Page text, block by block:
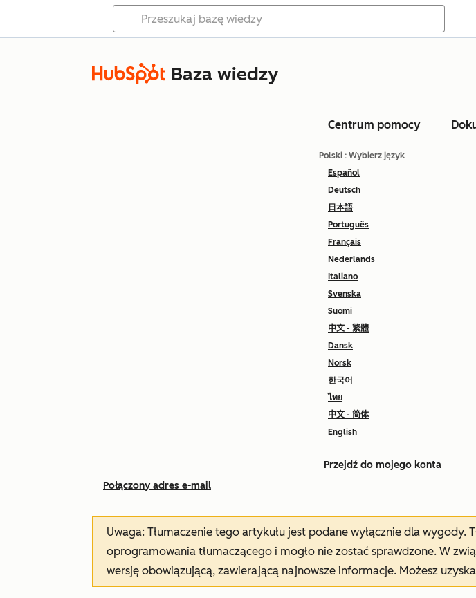
Baza wiedzy
Centrum pomocy
Polski : Wybierz język
Español
Deutsch
日本語
Português
Français
Nederlands
Italiano
Svenska
Suomi
中文 - 繁體
Dansk
Norsk
한국어
ไทย
中文 - 简体
English
Przejdź do mojego konta
Połączony adres e-mail
Uwaga: Tłumaczenie tego artykułu jest podane wyłącznie dla
oprogramowania tłumaczącego i mogło nie zostać sprawdzone. W
wersję obowiązującą, zawierającą najnowsze informacje. Możesz